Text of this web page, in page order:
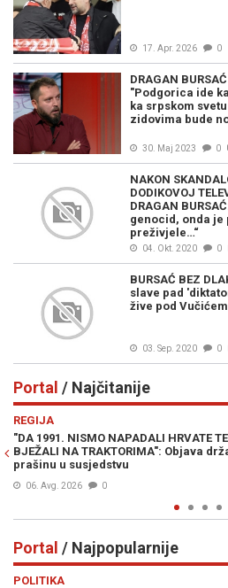
17. Apr. 2026 0
DRAGAN
"Podgorica ide
ka srpskom
zidovima bude
30. Maj 2023 0
NAKON
DODIKOVOJ
DRAGAN
genocid, onda je
preživjele…“
04. Okt. 2020 0
BURSAĆ BEZ
slave pad
žive pod
03. Sep. 2020 0
Portal / Najčitanije
REGIJA
"DA 1991. NISMO NAPADALI HRVATE
BJEŽALI NA TRAKTORIMA": Objava
prašinu u susjedstvu
06. Avg. 2026 0
Portal / Najpopularnije
POLITIKA